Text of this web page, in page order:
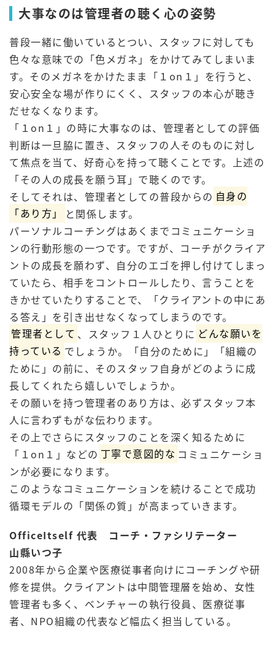
大事なのは管理者の聴く心の姿勢
普段一緒に働いているとつい、スタッフに対しても
色々な意味での「色メガネ」をかけてみてしまいま
す。そのメガネをかけたまま「１on１」を行うと、
安心安全な場が作りにくく、スタッフの本心が聴き
だせなくなります。
「１on１」の時に大事なのは、管理者としての評価
判断は一旦脇に置き、スタッフの人そのものに対し
て焦点を当て、好奇心を持って聴くことです。上述の
「その人の成長を願う耳」で聴くのです。
そしてそれは、管理者としての普段からの 自身の
「あり方」
と関係します。
パーソナルコーチングはあくまでコミュニケーショ
ンの行動形態の一つです。ですが、コーチがクライア
ントの成長を願わず、自分のエゴを押し付けてしまっ
ていたら、相手をコントロールしたり、言うことを
きかせていたりすることで、「クライアントの中にあ
る答え」を引き出せなくなってしまうのです。
管理者として 、スタッフ１人ひとりに どんな願いを
持っている でしょうか。「自分のために」「組織の
ために」の前に、そのスタッフ自身がどのように成
長してくれたら嬉しいでしょうか。
その願いを持つ管理者のあり方は、必ずスタッフ本
人に言わずもがな伝わります。
その上でさらにスタッフのことを深く知るために
「１on１」などの 丁寧で意図的な コミュニケーショ
ンが必要になります。
このようなコミュニケーションを続けることで成功
循環モデルの「関係の質」が高まっていきます。
OfficeItself 代表 コーチ・ファシリテーター
山縣いつ子
2008年から企業や医療従事者向けにコーチングや研
修を提供。クライアントは中間管理層を始め、女性
管理者も多く、ベンチャーの執行役員、医療従事
者、NPO組織の代表など幅広く担当している。